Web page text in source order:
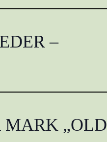
–
MARK „OLD